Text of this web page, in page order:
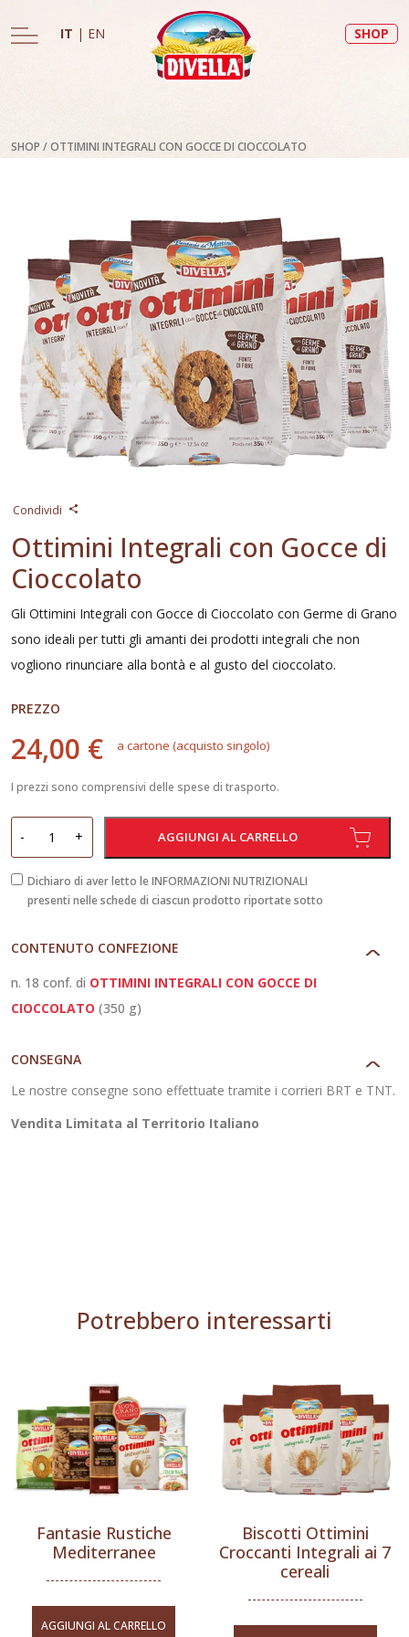
IT | EN SHOP
SHOP /OTTIMINI INTEGRALI CON GOCCE DI CIOCCOLATO
Condividi
Ottimini Integrali con Gocce di
Cioccolato
Gli Ottimini Integrali con Gocce di Cioccolato con Germe di Grano
sono ideali per tutti gli amanti dei prodotti integrali che non
vogliono rinunciare alla bontà e al gusto del cioccolato.
PREZZO
24,00 € a cartone (acquisto singolo)
I prezzi sono comprensivi delle spese di trasporto.
-
Integrali
con
Gocce
Cioccolato
quantità
+ AGGIUNGI AL CARRELLO
Dichiaro di aver letto le INFORMAZIONI NUTRIZIONALI
presenti nelle schede di ciascun prodotto riportate sotto
CONTENUTO CONFEZIONE
n. 18 conf. di OTTIMINI INTEGRALI CON GOCCE DI
CIOCCOLATO (350 g)
CONSEGNA
Le nostre consegne sono effettuate tramite i corrieri BRT e TNT.
Vendita Limitata al Territorio Italiano
Potrebbero interessarti
Fantasie Rustiche
Mediterranee
AGGIUNGI AL CARRELLO
Biscotti Ottimini
Croccanti Integrali ai 7
cereali